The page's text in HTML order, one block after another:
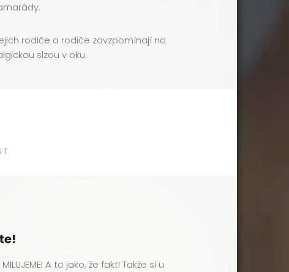
rodiče a rodiče zavzpomínají na
slzou v oku.
A to jako, že fakt! Takže si u